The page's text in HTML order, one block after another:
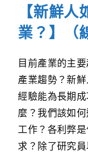
【新鮮
業？】（
目前產業的主
產業趨勢？新
經驗能為長期
麼？我們該如
工作？各利弊
求？除了研究